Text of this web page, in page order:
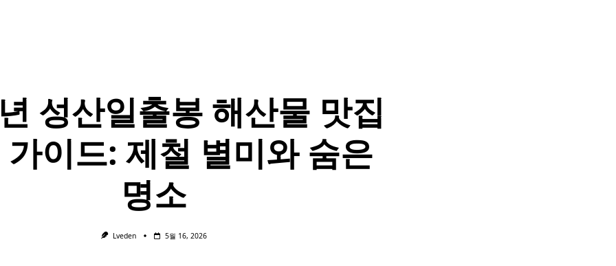
성산일출봉 해산물 맛집
이드: 제철 별미와 숨은
명소
Lveden 5월 16, 2026